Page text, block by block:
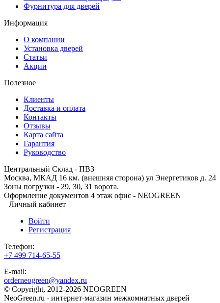
Фурнитура для дверей
Информация
О компании
Установка дверей
Статьи
Акции
Полезное
Клиенты
Доставка и оплата
Контакты
Отзывы
Карта сайта
Гарантия
Руководство
Центральный Склад - ПВЗ
Москва, МКАД 16 км. (внешняя сторона) ул Энергетиков д. 24
Зоны погрузки - 29, 30, 31 ворота.
Оформление документов 4 этаж офис - NEOGREEN
Личный кабинет
Войти
Регистрация
Телефон:
+7 499 714-65-55
E-mail:
orderneogreen@yandex.ru
© Copyright, 2012-2026 NEOGREEN
NeoGreen.ru - интернет-магазин межкомнатных дверей